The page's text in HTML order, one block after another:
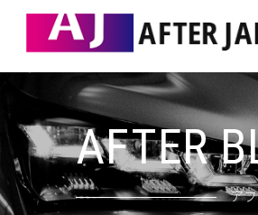
AFTER
ア